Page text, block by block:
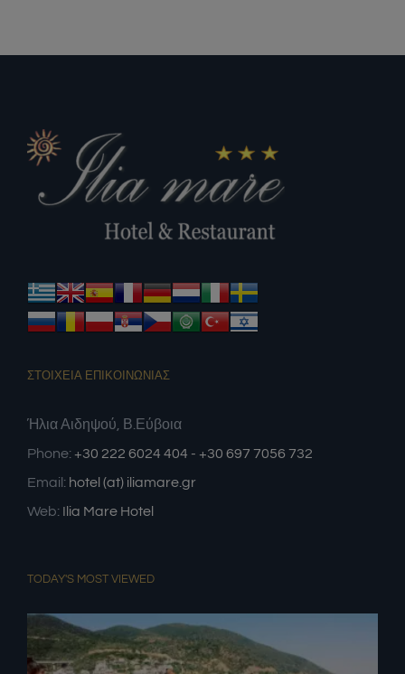
ΣΤΟΙΧΕΙΑ ΕΠΙΚΟΙΝΩΝΙΑΣ
Ήλια Αιδηψού, Β.Εύβοια
Phone: +30 222 6024 404 - +30 697 7056 732
Email: hotel (at) iliamare.gr
Web: Ilia Mare Hotel
TODAY'S MOST VIEWED